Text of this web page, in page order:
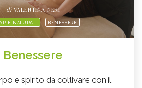
diVALENTINA NERI
NATURALI BENESSERE
Benessere
e spirito da coltivare con il